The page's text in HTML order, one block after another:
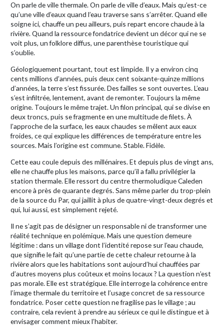
On parle de ville thermale. On parle de ville d’eaux. Mais qu’est-ce
qu’une ville d’eaux quand l’eau traverse sans s’arrêter. Quand elle
soigne ici, chauffe un peu ailleurs, puis repart encore chaude à la
rivière. Quand la ressource fondatrice devient un décor qui ne se
voit plus, un folklore diffus, une parenthèse touristique qui
s’oublie.
Géologiquement pourtant, tout est limpide. Il y a environ cinq
cents millions d’années, puis deux cent soixante-quinze millions
d’années, la terre s’est fissurée. Des failles se sont ouvertes. L’eau
s’est infiltrée, lentement, avant de remonter. Toujours la même
origine. Toujours le même trajet. Un filon principal, qui se divise en
deux troncs, puis se fragmente en une multitude de filets. À
l’approche de la surface, les eaux chaudes se mêlent aux eaux
froides, ce qui explique les différences de température entre les
sources. Mais l’origine est commune. Stable. Fidèle.
Cette eau coule depuis des millénaires. Et depuis plus de vingt ans,
elle ne chauffe plus les maisons, parce qu’il a fallu privilégier la
station thermale. Elle ressort du centre thermoludique Caleden
encore à près de quarante degrés. Sans même parler du trop-plein
de la source du Par, qui jaillit à plus de quatre-vingt-deux degrés et
qui, lui aussi, est simplement rejeté.
Il ne s’agit pas de désigner un responsable ni de transformer une
réalité technique en polémique. Mais une question demeure
légitime : dans un village dont l’identité repose sur l’eau chaude,
que signifie le fait qu’une partie de cette chaleur retourne à la
rivière alors que les habitations sont aujourd’hui chauffées par
d’autres moyens plus coûteux et moins locaux ? La question n’est
pas morale. Elle est stratégique. Elle interroge la cohérence entre
l’image thermale du territoire et l’usage concret de sa ressource
fondatrice. Poser cette question ne fragilise pas le village ; au
contraire, cela revient à prendre au sérieux ce qui le distingue et à
envisager comment mieux l’habiter.